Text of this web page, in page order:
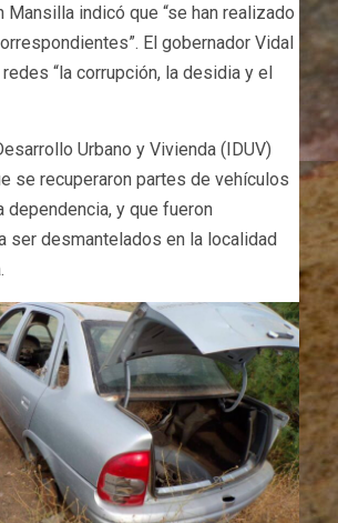
Mansilla indicó que “se han realizado
El gobernador Vidal
“la corrupción, la desidia y el
Urbano y Vivienda (IDUV)
se recuperaron partes de vehículos
dependencia, y que fueron
ser desmantelados en la localidad